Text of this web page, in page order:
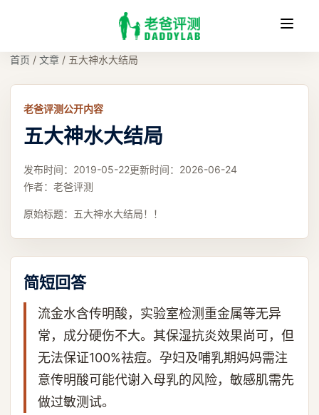
收
首页 / 文章 / 五大神水大结局
老爸评测公开内容
五大神水大结局
发布时间： 2019-05-22更新时间： 2026-06-24
作者： 老爸评测
原始标题： 五大神水大结局！！
简短回答
流金水含传明酸，实验室检测重金属等无异
常，成分硬伤不大。其保湿抗炎效果尚可，但
无法保证100%祛痘。孕妇及哺乳期妈妈需注
意传明酸可能代谢入母乳的风险，敏感肌需先
做过敏测试。